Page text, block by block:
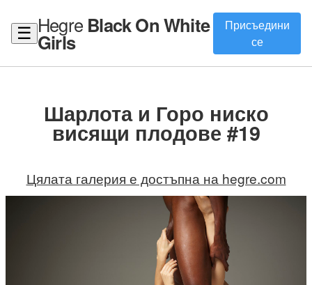
☰ Hegre Black On White
Girls
Присъедини
се
Шарлота и Горо ниско
висящи плодове #19
Цялата галерия е достъпна на hegre.com